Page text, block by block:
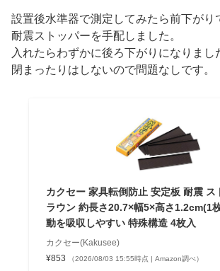
設置後水準器で測定してみたら前下がり
耐震ストッパーを手配しました。
入れたらわずかに後ろ下がりになりまし
閉まったりはしないので問題なしです。
カクセー 家具転倒防止 安定板 耐震 ス
ラウン 約長さ20.7×幅5×高さ1.2cm(1
動を吸収しやすい 特殊構造 4枚入
カクセー(Kakusee)
¥853
（2026/08/03 15:55時点 | Amazon調べ）